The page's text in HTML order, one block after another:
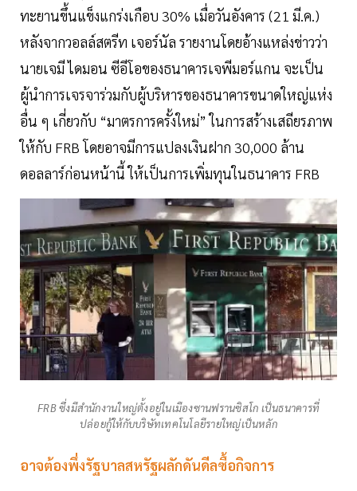
ทะยานขึ้นแข็งแกร่งเกือบ 30% เมื่อวันอังคาร (21 มี.ค.)
หลังจากวอลล์สตรีท เจอร์นัล รายงานโดยอ้างแหล่งข่าวว่า
นายเจมี ไดมอน ซีอีโอของธนาคารเจพีมอร์แกน จะเป็น
ผู้นำการเจรจาร่วมกับผู้บริหารของธนาคารขนาดใหญ่แห่ง
อื่น ๆ เกี่ยวกับ “มาตรการครั้งใหม่” ในการสร้างเสถียรภาพ
ให้กับ FRB โดยอาจมีการแปลงเงินฝาก 30,000 ล้าน
ดอลลาร์ก่อนหน้านี้ ให้เป็นการเพิ่มทุนในธนาคาร FRB
FRB ซึ่งมีสำนักงานใหญ่ตั้งอยู่ในเมืองซานฟรานซิสโก เป็นธนาคารที่
ปล่อยกู้ให้กับบริษัทเทคโนโลยีรายใหญ่เป็นหลัก
อาจต้องพึ่งรัฐบาลสหรัฐผลักดันดีลซื้อกิจการ